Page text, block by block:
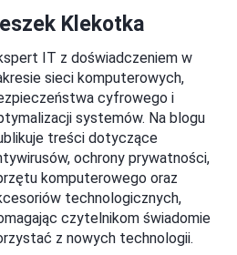
Klekotka
IT z doświadczeniem w
sieci komputerowych,
cyfrowego i
systemów. Na blogu
treści dotyczące
ochrony prywatności,
komputerowego oraz
technologicznych,
czytelnikom świadomie
z nowych technologii.